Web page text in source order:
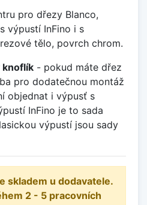
pro dřezy Blanco,
výpustí InFino i s
tělo, povrch chrom.
knoflík - pokud máte dřez
pro dodatečnou montáž
objednat i výpusť s
InFino je to sada
výpustí jsou sady
skladem u dodavatele.
2 - 5 pracovních